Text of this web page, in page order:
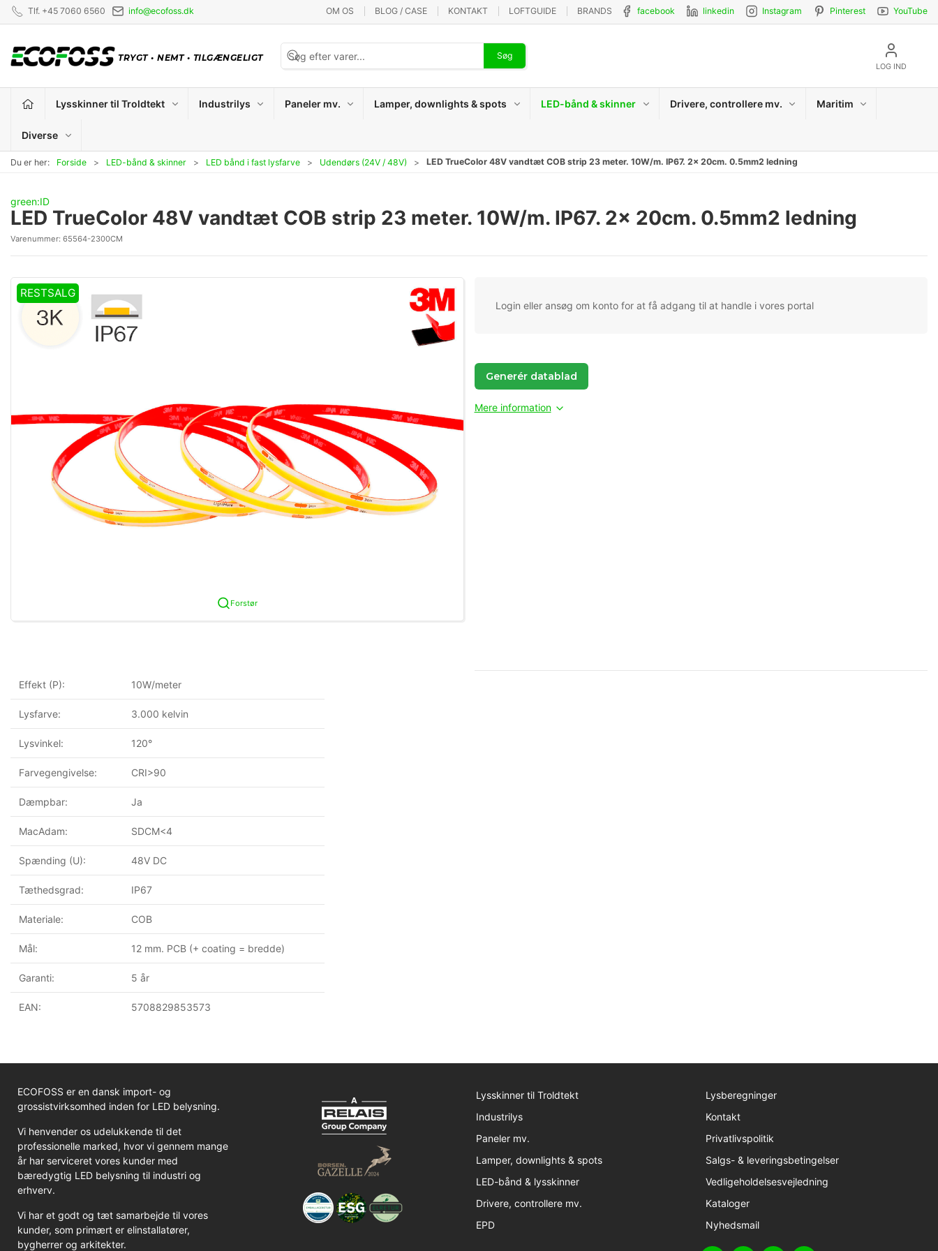
Tlf. +45 7060 6560 info@ecofoss.dk OM OS BLOG / CASE KONTAKT LOFTGUIDE BRANDS facebook linkedin Instagram Pinterest YouTube
TRYGT • NEMT • TILGÆNGELIGT Søg
LOG IND
Lysskinner til Troldtekt Industrilys Paneler mv. Lamper, downlights & spots LED-bånd & skinner Drivere, controllere mv. Maritim
Diverse
Du er her: Forside LED-bånd & skinner LED bånd i fast lysfarve Udendørs (24V / 48V) LED TrueColor 48V vandtæt COB strip 23 meter. 10W/m. IP67. 2x 20cm. 0.5mm2 ledning
green:ID
LED TrueColor 48V vandtæt COB strip 23 meter. 10W/m. IP67. 2x 20cm. 0.5mm2 ledning
Varenummer: 65564-2300CM
RESTSALG
Forstør
Login eller ansøg om konto for at få adgang til at handle i vores portal
Generér datablad
Mere information
Effekt (P): 10W/meter
Lysfarve: 3.000 kelvin
Lysvinkel: 120°
Farvegengivelse: CRI>90
Dæmpbar: Ja
MacAdam: SDCM<4
Spænding (U): 48V DC
Tæthedsgrad: IP67
Materiale: COB
Mål: 12 mm. PCB (+ coating = bredde)
Garanti: 5 år
EAN: 5708829853573
ECOFOSS er en dansk import- og
grossistvirksomhed inden for LED belysning.
Vi henvender os udelukkende til det
professionelle marked, hvor vi gennem mange
år har serviceret vores kunder med
bæredygtig LED belysning til industri og
erhverv.
Vi har et godt og tæt samarbejde til vores
kunder, som primært er elinstallatører,
bygherrer og arkitekter.
Lysskinner til Troldtekt
Industrilys
Paneler mv.
Lamper, downlights & spots
LED-bånd & lysskinner
Drivere, controllere mv.
EPD
Lysberegninger
Kontakt
Privatlivspolitik
Salgs- & leveringsbetingelser
Vedligeholdelsesvejledning
Kataloger
Nyhedsmail